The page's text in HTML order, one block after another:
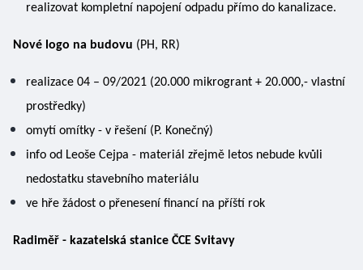
realizovat kompletní napojení odpadu přímo do kanalizace.
Nové logo na budovu (PH, RR)
realizace 04 – 09/2021 (20.000 mikrogrant + 20.000,- vlastní
prostředky)
omytí omítky - v řešení (P. Konečný)
info od Leoše Cejpa - materiál zřejmě letos nebude kvůli
nedostatku stavebního materiálu
ve hře žádost o přenesení financí na příští rok
Radiměř - kazatelská stanice ČCE Svitavy